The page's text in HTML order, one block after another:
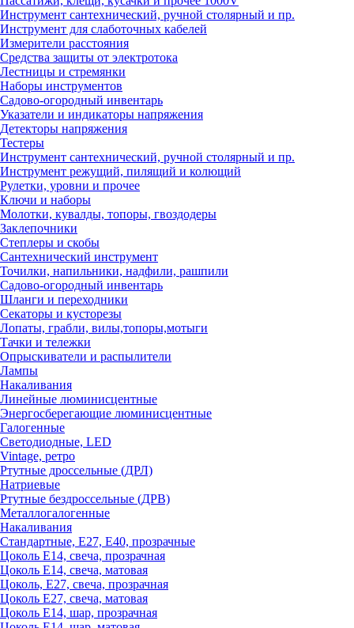
Инструмент сантехнический, ручной столярный и пр.
Инструмент для слаботочных кабелей
Измерители расстояния
Средства защиты от электротока
Лестницы и стремянки
Наборы инструментов
Садово-огородный инвентарь
Указатели и индикаторы напряжения
Детекторы напряжения
Тестеры
Инструмент сантехнический, ручной столярный и пр.
Инструмент режущий, пилящий и колющий
Рулетки, уровни и прочее
Ключи и наборы
Молотки, кувалды, топоры, гвоздодеры
Заклепочники
Степлеры и скобы
Сантехнический инструмент
Точилки, напильники, надфили, рашпили
Садово-огородный инвентарь
Шланги и переходники
Секаторы и кусторезы
Лопаты, грабли, вилы,топоры,мотыги
Тачки и тележки
Опрыскиватели и распылители
Лампы
Накаливания
Линейные люминисцентные
Энергосберегающие люминисцентные
Галогенные
Светодиодные, LED
Vintage, ретро
Ртутные дроссельные (ДРЛ)
Натриевые
Ртутные бездроссельные (ДРВ)
Металлогалогенные
Накаливания
Стандартные, Е27, Е40, прозрачные
Цоколь Е14, свеча, прозрачная
Цоколь Е14, свеча, матовая
Цоколь, Е27, свеча, прозрачная
Цоколь Е27, свеча, матовая
Цоколь Е14, шар, прозрачная